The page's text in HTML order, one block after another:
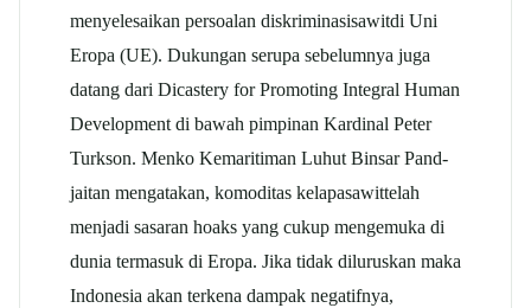
menyelesaikan persoalan diskriminasisawitdi Uni
Eropa (UE). Dukungan serupa sebelumnya juga
datang dari Dicastery for Promoting Integral Human
Development di bawah pimpinan Kardinal Peter
Turkson. Menko Kemaritiman Luhut Binsar Pand-
jaitan mengatakan, komoditas kelapasawittelah
menjadi sasaran hoaks yang cukup mengemuka di
dunia termasuk di Eropa. Jika tidak diluruskan maka
Indonesia akan terkena dampak negatifnya,